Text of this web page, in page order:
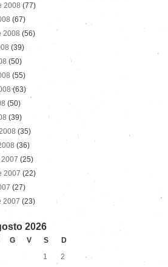
2008 (77)
(67)
2008 (56)
(39)
(50)
(55)
(63)
(50)
(39)
(35)
(36)
(25)
2007 (22)
(27)
2007 (23)
2026
G V S
D
1
2